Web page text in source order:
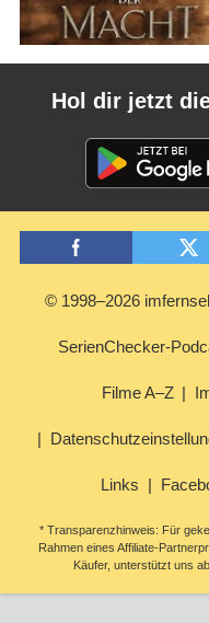
Hol dir jetzt
© 1998–2026
SerienChecker-
Filme A–Z
Links
* Transparenzhinweis: Für
Rahmen eines Affiliate-
Käufer, unterstützt uns